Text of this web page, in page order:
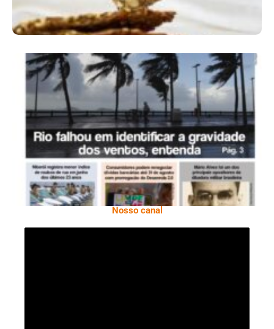
Ano X – Número 366 01 A 07 De Agosto De
2026
Nosso canal